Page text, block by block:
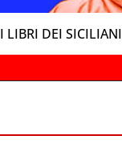
I LIBRI DEI SICILIANI